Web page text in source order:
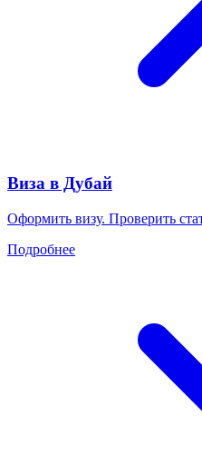
Виза в Дубай
Оформить визу. Проверить
Подробнее